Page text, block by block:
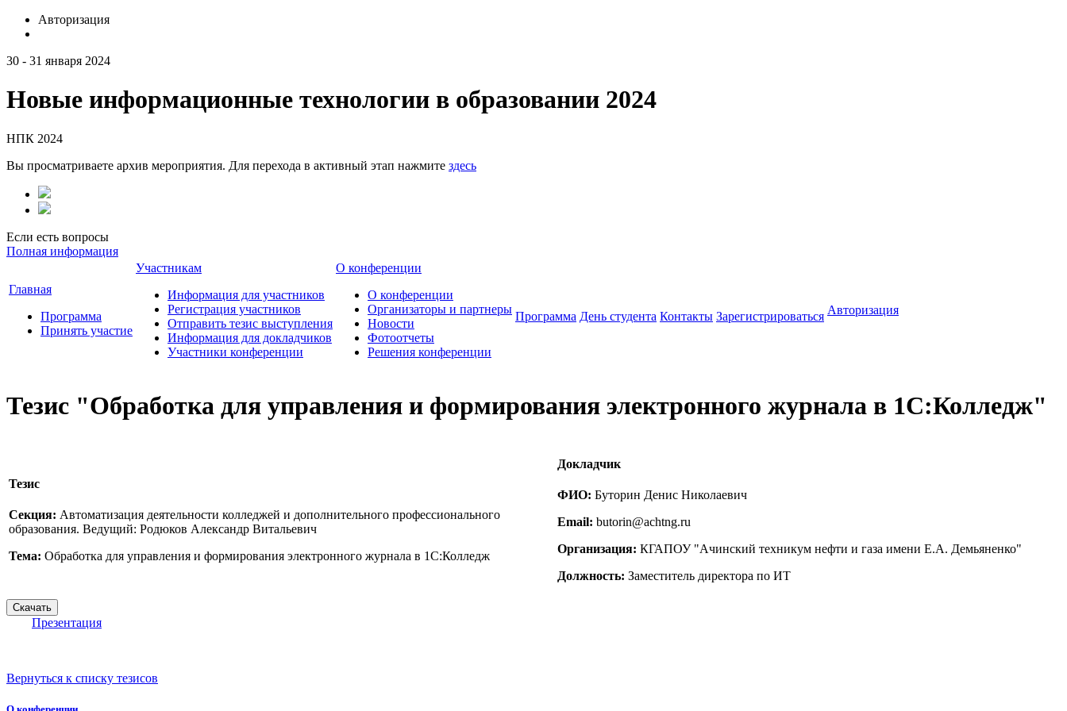
Авторизация
30 - 31 января 2024
Новые информационные технологии в образовании 2024
НПК 2024
Вы просматриваете архив мероприятия. Для перехода в активный этап нажмите здесь
Если есть вопросы
Полная информация
Главная
Программа
Принять участие
Участникам
Информация для участников
Регистрация участников
Отправить тезис выступления
Информация для докладчиков
Участники конференции
О конференции
О конференции
Организаторы и партнеры
Новости
Фотоотчеты
Решения конференции
Программа День студента Контакты Зарегистрироваться Авторизация
Тезис "Обработка для управления и формирования электронного журнала в 1С:Колледж"
Тезис
Секция: Автоматизация деятельности колледжей и дополнительного профессионального
образования. Ведущий: Родюков Александр Витальевич
Тема: Обработка для управления и формирования электронного журнала в 1С:Колледж
Докладчик
ФИО: Буторин Денис Николаевич
Email: butorin@achtng.ru
Организация: КГАПОУ "Ачинский техникум нефти и газа имени Е.А. Демьяненко"
Должность: Заместитель директора по ИТ
Презентация
Вернуться к списку тезисов